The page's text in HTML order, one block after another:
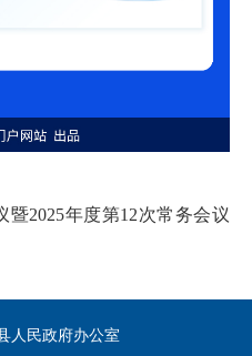
2025年度第12次常务会议
人民政府办公室